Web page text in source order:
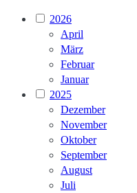
2026
April
März
Februar
Januar
2025
Dezember
November
Oktober
September
August
Juli